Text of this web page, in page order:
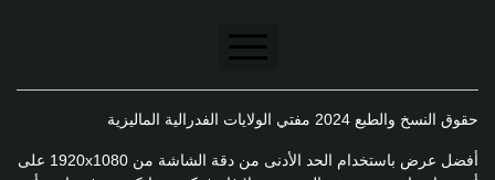
تنصل
سياسة الخصوصية
سياسة الخصوصية
حقوق النسخ والطبع 2024 مفتي الولايات الفدرالية الماليزية
أفضل عرض باستخدام الحد الأدنى من دقة الشاشة من 1920x1080 على